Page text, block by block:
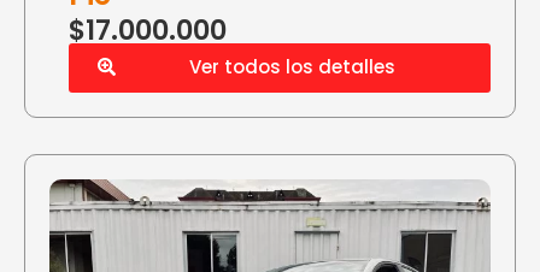
$17.000.000
Ver todos los detalles